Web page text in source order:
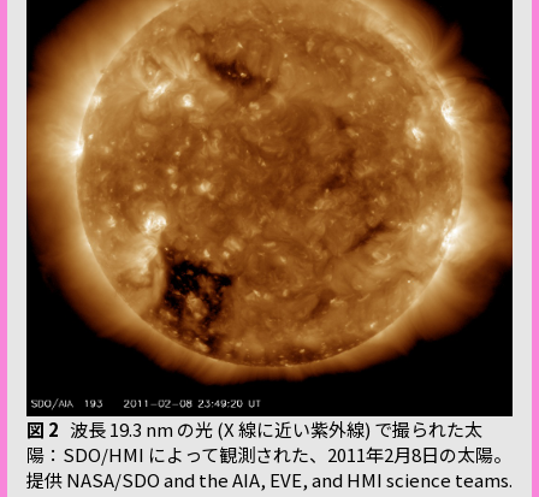
図 2 波長 19.3 nm の光 (X 線に近い紫外線) で撮られた太
陽：SDO/HMI によって観測された、2011年2月8日の太陽。
提供 NASA/SDO and the AIA, EVE, and HMI science teams.